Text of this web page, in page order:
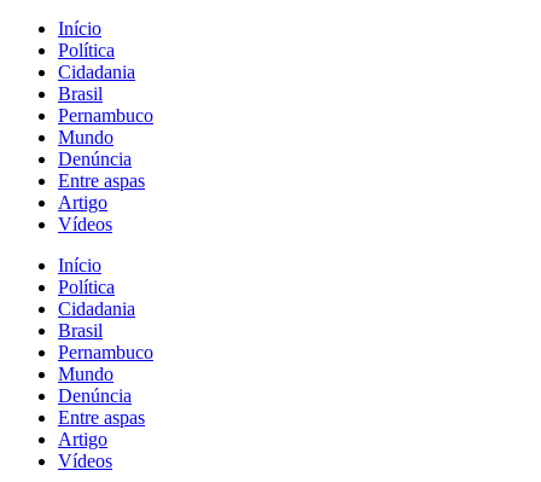
Início
Política
Cidadania
Brasil
Pernambuco
Mundo
Denúncia
Entre aspas
Artigo
Vídeos
Início
Política
Cidadania
Brasil
Pernambuco
Mundo
Denúncia
Entre aspas
Artigo
Vídeos